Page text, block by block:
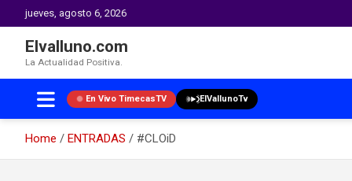
jueves, agosto 6, 2026
Elvalluno.com
La Actualidad Positiva.
En Vivo TimecasTV ElVallunoTv
Home ENTRADAS
#CLOiD